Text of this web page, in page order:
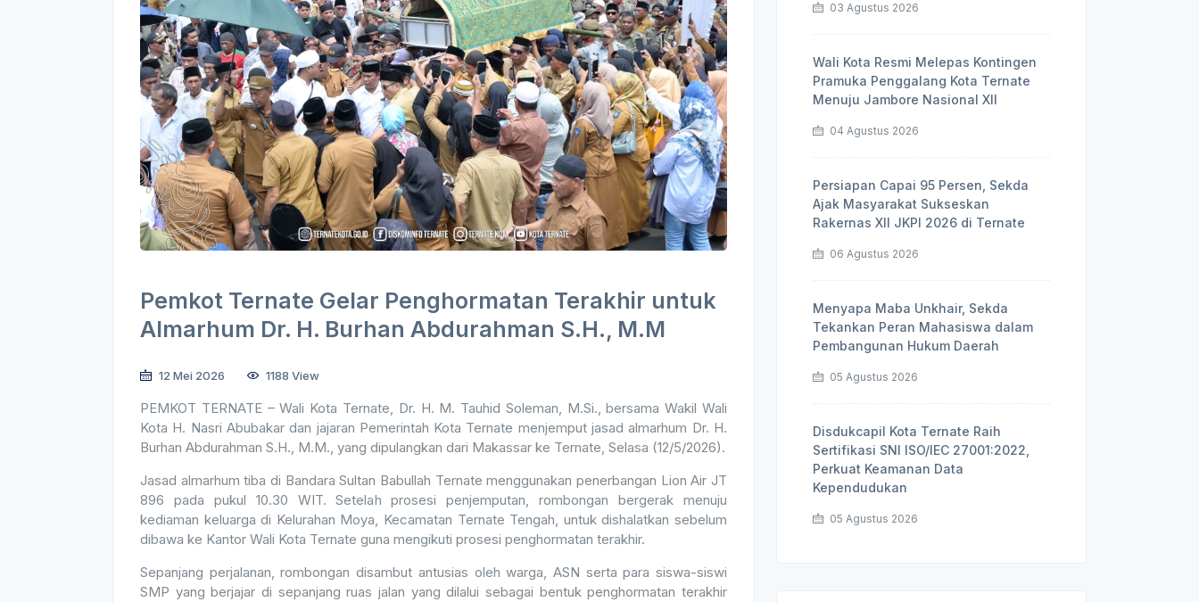
Pemkot Ternate Gelar Penghormatan Terakhir untuk
Almarhum Dr. H. Burhan Abdurahman S.H., M.M
12 Mei 2026 1188 View
PEMKOT TERNATE – Wali Kota Ternate, Dr. H. M. Tauhid Soleman, M.Si., bersama Wakil Wali
Kota H. Nasri Abubakar dan jajaran Pemerintah Kota Ternate menjemput jasad almarhum Dr. H.
Burhan Abdurahman S.H., M.M., yang dipulangkan dari Makassar ke Ternate, Selasa (12/5/2026).
Jasad almarhum tiba di Bandara Sultan Babullah Ternate menggunakan penerbangan Lion Air JT
896 pada pukul 10.30 WIT. Setelah prosesi penjemputan, rombongan bergerak menuju
kediaman keluarga di Kelurahan Moya, Kecamatan Ternate Tengah, untuk dishalatkan sebelum
dibawa ke Kantor Wali Kota Ternate guna mengikuti prosesi penghormatan terakhir.
Sepanjang perjalanan, rombongan disambut antusias oleh warga, ASN serta para siswa-siswi
SMP yang berjajar di sepanjang ruas jalan yang dilalui sebagai bentuk penghormatan terakhir
03 Agustus 2026
Wali Kota Resmi Melepas Kontingen
Pramuka Penggalang Kota Ternate
Menuju Jambore Nasional XII
04 Agustus 2026
Persiapan Capai 95 Persen, Sekda
Ajak Masyarakat Sukseskan
Rakernas XII JKPI 2026 di Ternate
06 Agustus 2026
Menyapa Maba Unkhair, Sekda
Tekankan Peran Mahasiswa dalam
Pembangunan Hukum Daerah
05 Agustus 2026
Disdukcapil Kota Ternate Raih
Sertifikasi SNI ISO/IEC 27001:2022,
Perkuat Keamanan Data
Kependudukan
05 Agustus 2026